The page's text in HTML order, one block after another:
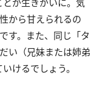
から甘えられるの
す。また、同じ「タ
い（兄妹または姉弟
けるでしょう。